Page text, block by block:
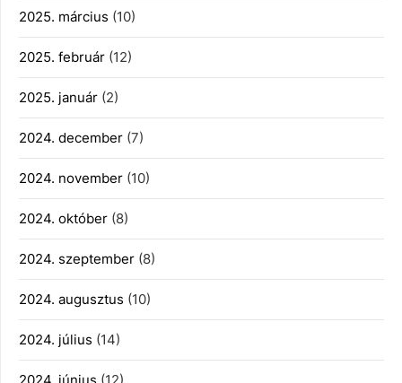
2025. március (10)
2025. február (12)
2025. január (2)
2024. december (7)
2024. november (10)
2024. október (8)
2024. szeptember (8)
2024. augusztus (10)
2024. július (14)